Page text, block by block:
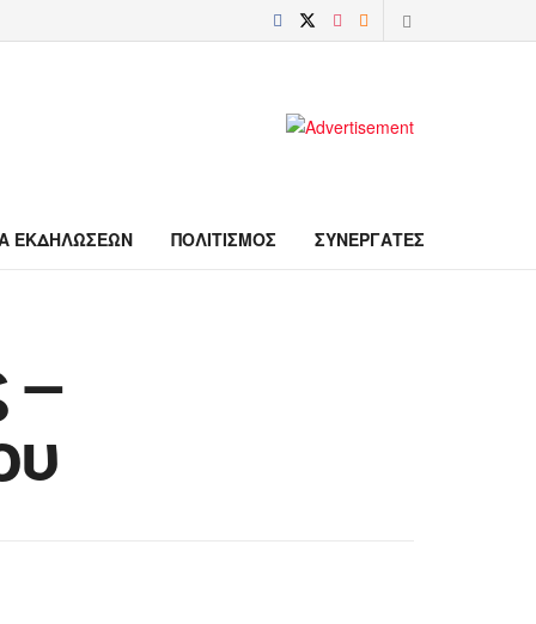
ΕΚΔΗΛΩΣΕΩΝ ΠΟΛΙΤΙΣΜΟΣ ΣΥΝΕΡΓΑΤΕΣ
–